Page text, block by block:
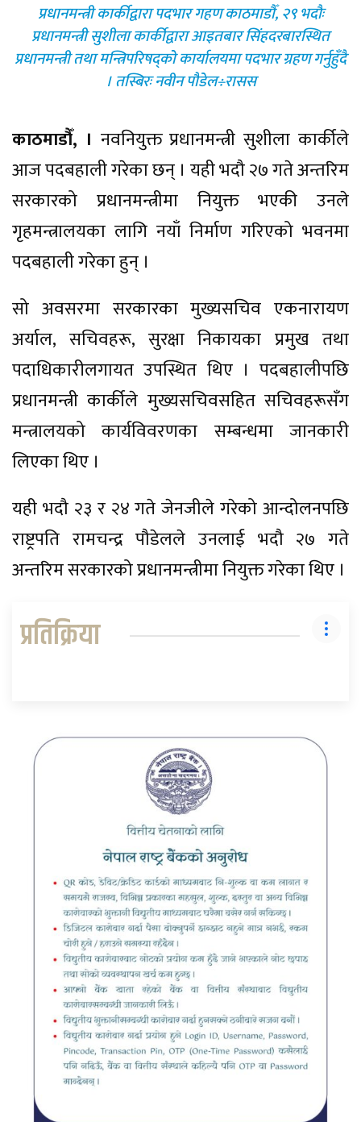
प्रधानमन्त्री कार्कीद्वारा पदभार गहण काठमाडौँ, २९ भदौः
प्रधानमन्त्री सुशीला कार्कीद्वारा आइतबार सिंहदरबारस्थित
प्रधानमन्त्री तथा मन्त्रिपरिषद्को कार्यालयमा पदभार ग्रहण गर्नुहुँदै
। तस्बिरः नवीन पौडेल÷रासस
काठमाडौँ, । नवनियुक्त प्रधानमन्त्री सुशीला कार्कीले
आज पदबहाली गरेका छन् । यही भदौ २७ गते अन्तरिम
सरकारको प्रधानमन्त्रीमा नियुक्त भएकी उनले
गृहमन्त्रालयका लागि नयाँ निर्माण गरिएको भवनमा
पदबहाली गरेका हुन् ।
सो अवसरमा सरकारका मुख्यसचिव एकनारायण
अर्याल, सचिवहरू, सुरक्षा निकायका प्रमुख तथा
पदाधिकारीलगायत उपस्थित थिए । पदबहालीपछि
प्रधानमन्त्री कार्कीले मुख्यसचिवसहित सचिवहरूसँग
मन्त्रालयको कार्यविवरणका सम्बन्धमा जानकारी
लिएका थिए ।
यही भदौ २३ र २४ गते जेनजीले गरेको आन्दोलनपछि
राष्ट्रपति रामचन्द्र पौडेलले उनलाई भदौ २७ गते
अन्तरिम सरकारको प्रधानमन्त्रीमा नियुक्त गरेका थिए ।
प्रतिक्रिया